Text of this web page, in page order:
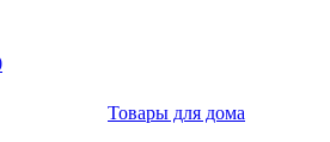
Товары для дома